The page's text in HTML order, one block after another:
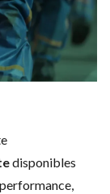
disponibles